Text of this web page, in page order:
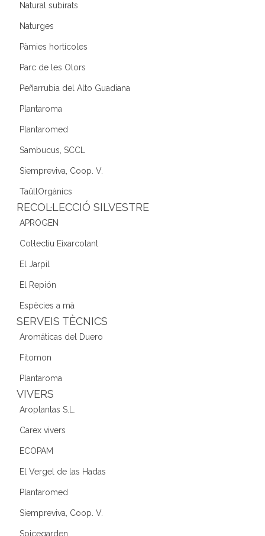
Natural subirats
Naturges
Pàmies hortícoles
Parc de les Olors
Peñarrubia del Alto Guadiana
Plantaroma
Plantaromed
Sambucus, SCCL
Siempreviva, Coop. V.
TaüllOrgànics
RECOL·LECCIÓ SILVESTRE
APROGEN
Col·lectiu Eixarcolant
El Jarpil
El Repión
Espècies a mà
SERVEIS TÈCNICS
Aromáticas del Duero
Fitomon
Plantaroma
VIVERS
Aroplantas S.L.
Carex vivers
ECOPAM
El Vergel de las Hadas
Plantaromed
Siempreviva, Coop. V.
Spicegarden